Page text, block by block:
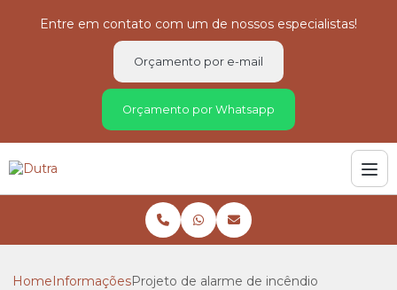
Entre em contato com um de nossos especialistas!
Orçamento por e-mail
Orçamento por Whatsapp
HomeInformaçõesProjeto de alarme de incêndio